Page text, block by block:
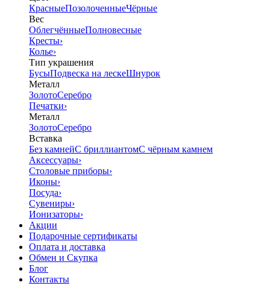
КрасныеПозолоченныеЧёрные
Вес
ОблегчённыеПолновесные
Кресты›
Колье›
Тип украшения
БусыПодвеска на лескеШнурок
Металл
ЗолотоСеребро
Печатки›
Металл
ЗолотоСеребро
Вставка
Без камнейС бриллиантомС чёрным камнем
Аксессуары›
Столовые приборы›
Иконы›
Посуда›
Сувениры›
Ионизаторы›
Акции
Подарочные сертификаты
Оплата и доставка
Обмен и Скупка
Блог
Контакты